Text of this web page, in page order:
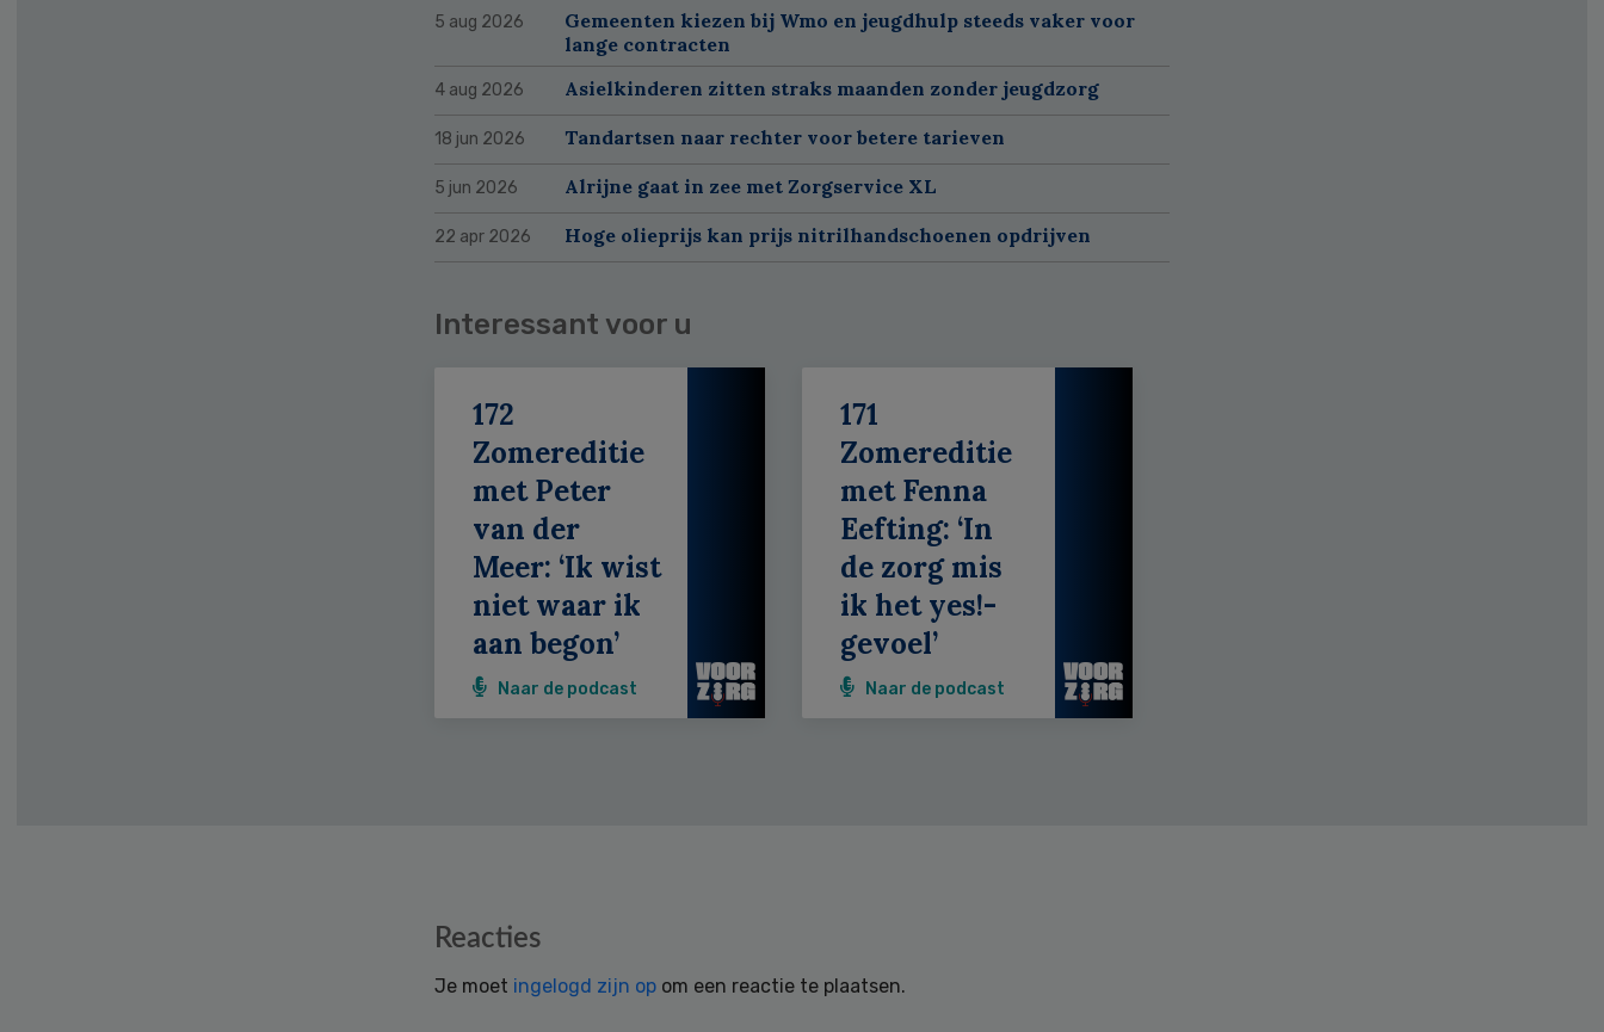
5 aug 2026
Gemeenten kiezen bij Wmo en jeugdhulp steeds vaker voor
lange contracten
4 aug 2026 Asielkinderen zitten straks maanden zonder jeugdzorg
18 jun 2026 Tandartsen naar rechter voor betere tarieven
5 jun 2026 Alrijne gaat in zee met Zorgservice XL
22 apr 2026 Hoge olieprijs kan prijs nitrilhandschoenen opdrijven
Interessant voor u
172
Zomereditie
met Peter
van der
Meer: ‘Ik wist
niet waar ik
aan begon’
Naar de podcast
171
Zomereditie
met Fenna
Eefting: ‘In
de zorg mis
ik het yes!-
gevoel’
Naar de podcast
Reacties
Je moet ingelogd zijn op om een reactie te plaatsen.